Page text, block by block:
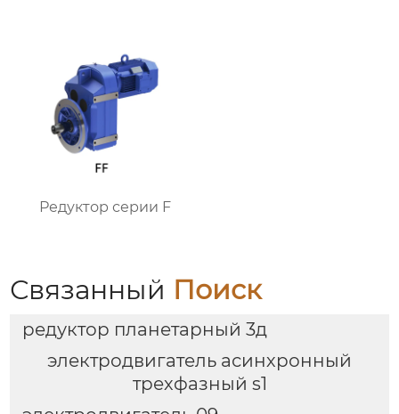
Редуктор серии F
Связанный Поиск
редуктор планетарный 3д
электродвигатель асинхронный
трехфазный s1